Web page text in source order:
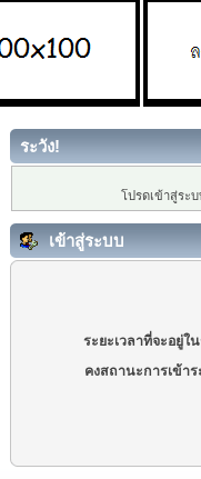
ระวัง!
โปรดเข้าสู่ระ
เข้าสู่ระบบ
ระยะเวลาที่จะอยู่ใ
คงสถานะการเข้า